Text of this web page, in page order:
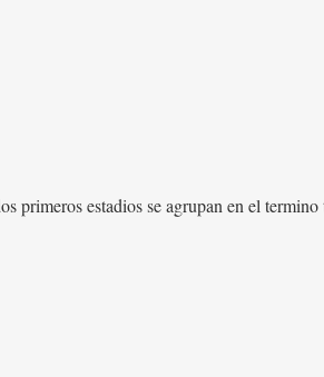
primeros estadios se agrupan en el